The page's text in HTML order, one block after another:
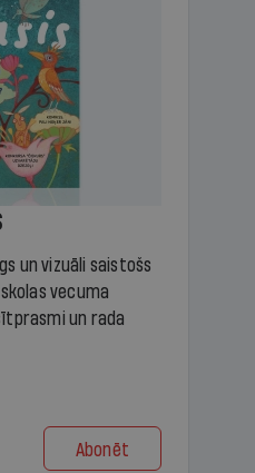
un vizuāli saistošs
vecuma
un rada
Abonēt